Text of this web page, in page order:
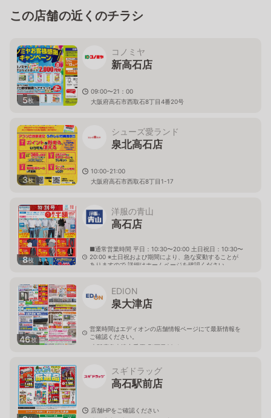
この店舗の近くのチラシ
5枚
コノミヤ
新高石店
09:00〜21：00
大阪府高石市西取石8丁目4番20号
3枚
シューズ愛ランド
泉北高石店
10:00-21:00
大阪府高石市西取石8丁目1-17
8枚
洋服の青山
高石店
■通常営業時間 平日：10:30〜20:00 土日祝日：10:30〜
20:00 ※土日祝および期間により、急な変動することが
ありますので 詳細はホームページを確認ください
46枚
EDION
泉大津店
営業時間はエディオンの店舗情報ページにて最新情報を
ご確認ください。
大阪府泉大津市千原町1丁目88-1
スギドラッグ
高石駅前店
店舗HPをご確認ください